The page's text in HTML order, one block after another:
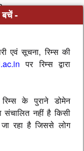
बचें -
एवं सूचना, रिम्स की
पर रिम्स द्वारा
के पुराने डोमेन
संचालित नहीं है किसी
जा रहा है जिससे लोग
राँची
Ranchi